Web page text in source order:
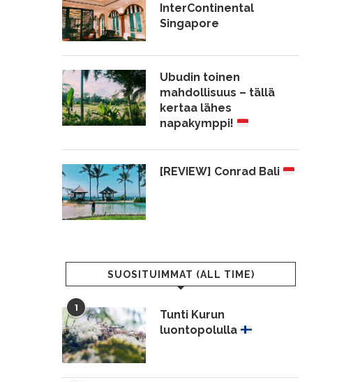
InterContinental
Singapore
Ubudin toinen
mahdollisuus – tällä
kertaa lähes
napakymppi!
[REVIEW] Conrad Bali
SUOSITUIMMAT (ALL TIME)
1
Tunti Kurun
luontopolulla